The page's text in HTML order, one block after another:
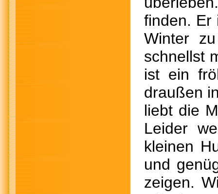
finden. Er
Winter
schnellst
ist ein
draußen
liebt die
Leider
kleinen
und
zeigen.